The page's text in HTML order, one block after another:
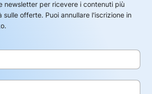
newsletter per ricevere i contenuti più
sulle offerte. Puoi annullare l'iscrizione in